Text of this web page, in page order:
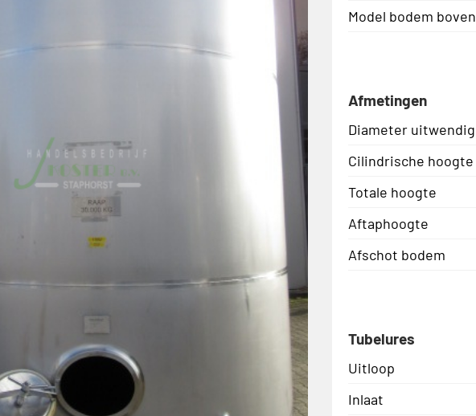
Model bodem boven
Afmetingen
Diameter uitwendig
Cilindrische hoogte
Totale hoogte
Aftaphoogte
Afschot bodem
Tubelures
Uitloop
Inlaat